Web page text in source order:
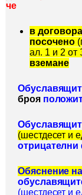
че
в
посочено
ал. 1 и 2 от
вземане
броя
(шестдесет и
отрицателни
Обяснение
(шестдесет и